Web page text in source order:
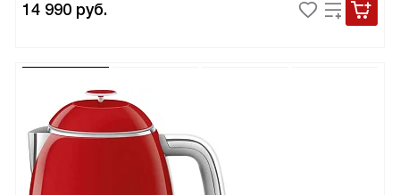
14 990 руб.